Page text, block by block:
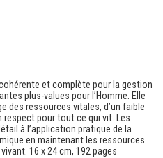
et complète pour la gestion
plus-values pour l’Homme. Elle
des ressources vitales, d’un faible
pour tout ce qui vit. Les
à l’application pratique de la
en maintenant les ressources
16 x 24 cm, 192 pages